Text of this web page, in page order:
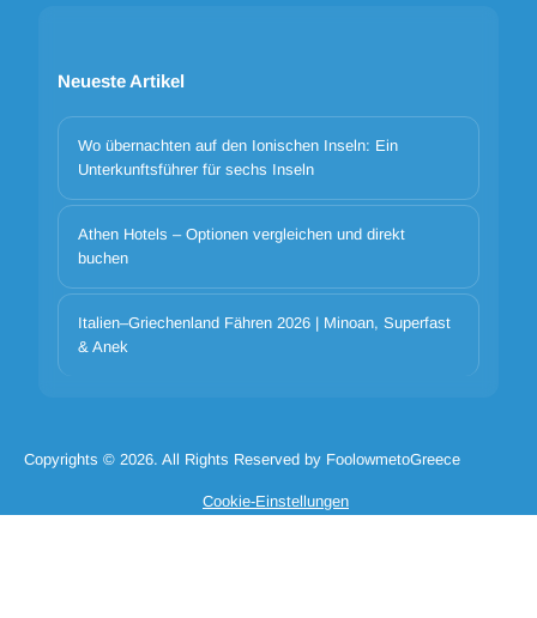
Neueste Artikel
Wo übernachten auf den Ionischen Inseln: Ein
Unterkunftsführer für sechs Inseln
Athen Hotels – Optionen vergleichen und direkt
buchen
Italien–Griechenland Fähren 2026 | Minoan, Superfast
& Anek
Copyrights © 2026. All Rights Reserved by FoolowmetoGreece
Cookie-Einstellungen
Cookie-Banner-Titel
We use cookies to improve your experience. Choose which
categories to allow. Essential cookies are always on for security and
core functionality.
Notwendige Cookie-Katze
Cookie alle akzeptieren